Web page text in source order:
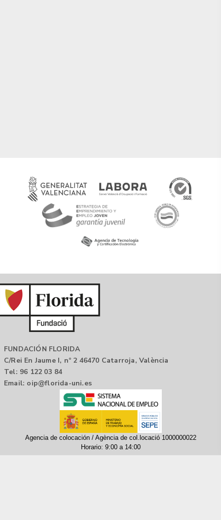
FUNDACIÓN FLORIDA
C/Rei En Jaume I, nº 2 46470 Catarroja, València
Tel: 96 122 03 84
Email: oip@florida-uni.es
Agencia de colocación / Agència de col.locació 1000000022
Horario: 9:00 a 14:00